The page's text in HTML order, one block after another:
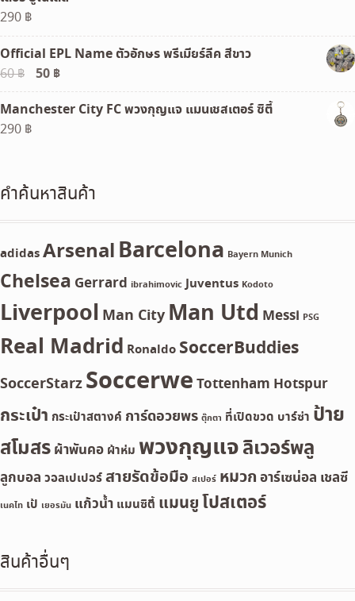
290 ฿
Official EPL Name ตัวอักษร พรีเมียร์ลีค สีขาว
60฿
Original
price
was:
60 ฿.
50 ฿Current
price
is:
Manchester City FC พวงกุญแจ แมนเชสเตอร์ ซิตี้
290 ฿
คำค้นหาสินค้า
adidasArsenalBarcelona Bayern Munich
Chelsea Gerrard ibrahimovic Juventus Kodoto
Liverpool Man City Man Utd Messi PSG
Real Madrid Ronaldo SoccerBuddies
SoccerStarzSoccerwe Tottenham Hotspur
กระเป๋า กระเป๋าสตางค์ การ์ดอวยพร ตุ๊กตา ที่เปิดขวด บาร์ซ่า ป้าย
สโมสร ผ้าพันคอ ผ้าห่ม พวงกุญแจลิเวอร์พลู
ลูกบอล วอลเปเปอร์สายรัดข้อมือ สเปอร์ หมวก อาร์เซน่อล เชลซี
เนคไท เป้ เยอรมัน แก้วน้ำ แมนซิตี้ แมนยูโปสเตอร์
สินค้าอื่นๆ